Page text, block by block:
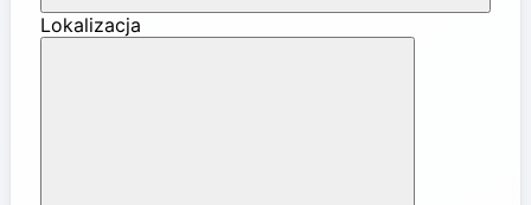
Lokalizacja